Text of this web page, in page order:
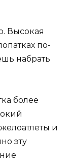
Высокая
по-
набрать
более
и
эту